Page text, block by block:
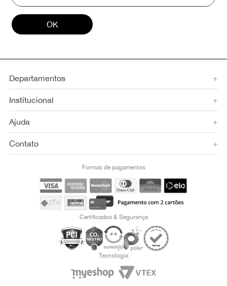
OK
Departamentos +
Institucional +
Ajuda +
Contato +
Formas de pagamentos
Certificados & Segurança
Tecnologia